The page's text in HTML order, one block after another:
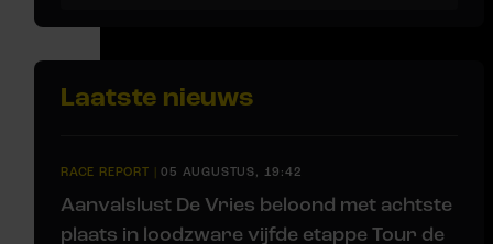
Laatste nieuws
RACE REPORT |05 AUGUSTUS, 19:42
Aanvalslust De Vries beloond met achtste
plaats in loodzware vijfde etappe Tour de